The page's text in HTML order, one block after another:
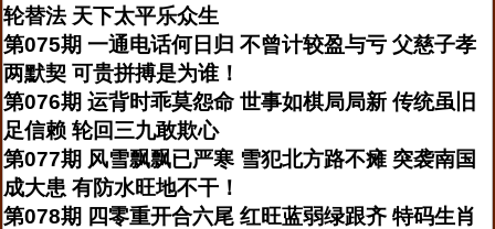
轮替法 天下太平乐众生
第075期 一通电话何日归 不曾计较盈与亏 父慈子孝
两默契 可贵拼搏是为谁！
第076期 运背时乖莫怨命 世事如棋局局新 传统虽旧
足信赖 轮回三九敢欺心
第077期 风雪飘飘已严寒 雪犯北方路不瘫 突袭南国
成大患 有防水旺地不干！
第078期 四零重开合六尾 红旺蓝弱绿跟齐 特码生肖